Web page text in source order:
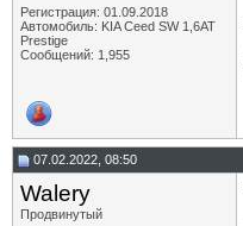
Регистрация: 01.09.2018
Автомобиль: KIA Ceed SW 1,6AT
Prestige
Сообщений: 1,955
07.02.2022, 08:50
Walery
Продвинутый